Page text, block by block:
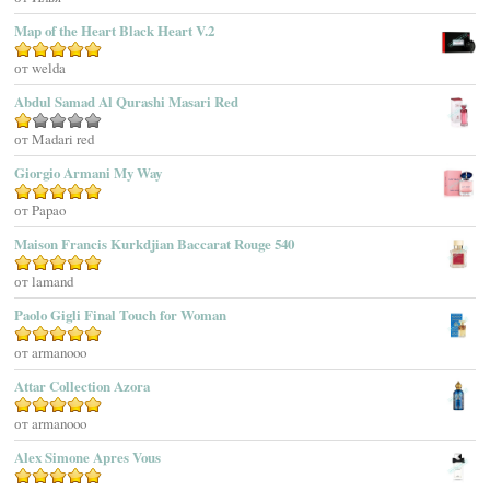
Adidas
Adolfo Dominguez
Adrienne Vittadini
Aedes De Venustas
Aerin Lauder
Aether
Affinessence
Afnan Perfumes
Agatha Ruiz De La Prada
Agatho Parfum
Agent Provocateur
Agnes B
Agonist
Ahjaar
Aigner
Aj Arabia (Widian)
Map of the Heart Black Heart V.2
Оценка5
от welda
Abdul Samad Al Qurashi Masari Red
Оценка
1
из
5
от Madari red
Giorgio Armani My Way
Оценка5
от Papao
Maison Francis Kurkdjian Baccarat Rouge 540
Оценка5из 5
от lamand
Paolo Gigli Final Touch for Woman
Оценка5из 5
от armanooo
Attar Collection Azora
Оценка5из 5
от armanooo
Alex Simone Apres Vous